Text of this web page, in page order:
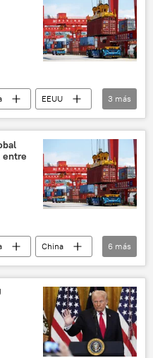
EEUU
EEUU
Trump
3 más
entre
China
6 más